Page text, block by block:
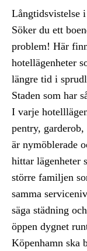
Långtidsvistelse
Söker du ett
problem! Här
hotellägenheter
längre tid i
Staden som har
I varje
pentry,
är nymöblerade
hittar lägenheter
större familjen
samma
säga städning
öppen dygnet
Köpenhamn ska